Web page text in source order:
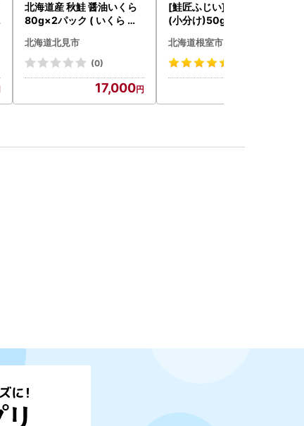
北海道産 秋鮭 醤油いくら
80g×2パック ( いくら イ
くら 醤油漬け パック 北海
道産 ふるさと納税 秋鮭 )【
北海道北見市
(0)
17,000
[鮭匠ふじい]いくら醤油漬
(小分け)50g×4P A-4209
北海道根室市